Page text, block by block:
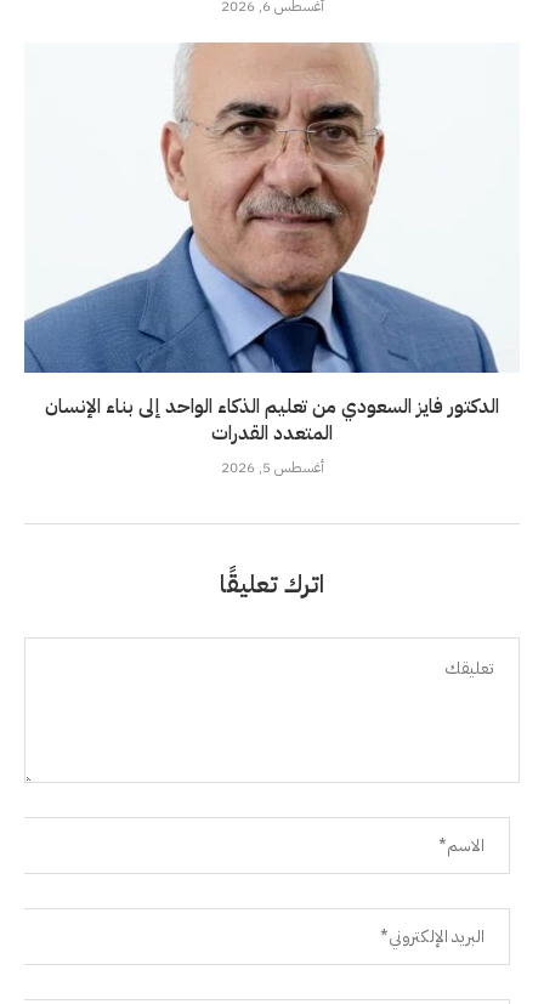
أغسطس 6, 2026
الدكتور فايز السعودي من تعليم الذكاء الواحد إلى بناء الإنسان
المتعدد القدرات
أغسطس 5, 2026
اترك تعليقًا